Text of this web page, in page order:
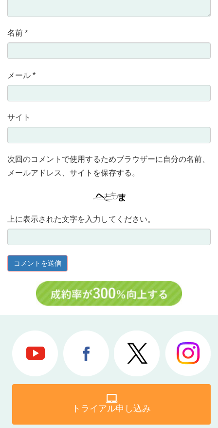
名前 *
メール *
サイト
次回のコメントで使用するためブラウザーに自分の名前、
メールアドレス、サイトを保存する。
上に表示された文字を入力してください。
トライアル申し込み